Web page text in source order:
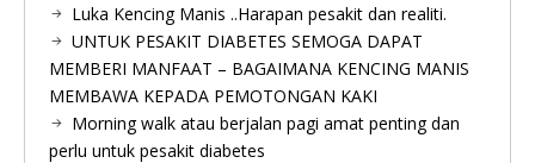
Luka Kencing Manis ..Harapan pesakit dan realiti.
UNTUK PESAKIT DIABETES SEMOGA DAPAT
MEMBERI MANFAAT – BAGAIMANA KENCING MANIS
MEMBAWA KEPADA PEMOTONGAN KAKI
Morning walk atau berjalan pagi amat penting dan
perlu untuk pesakit diabetes